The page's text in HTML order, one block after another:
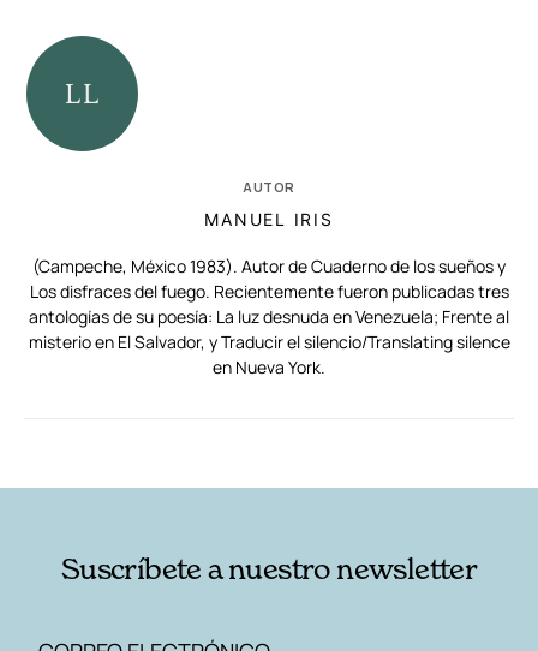
AUTOR
MANUEL IRIS
(Campeche, México 1983). Autor de Cuaderno de los sueños y
Los disfraces del fuego. Recientemente fueron publicadas tres
antologías de su poesía: La luz desnuda en Venezuela; Frente al
misterio en El Salvador, y Traducir el silencio/Translating silence
en Nueva York.
Suscríbete a nuestro newsletter